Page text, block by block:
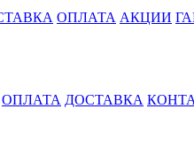
ОПЛАТА АКЦИИ
ОПЛАТА ДОСТАВКА